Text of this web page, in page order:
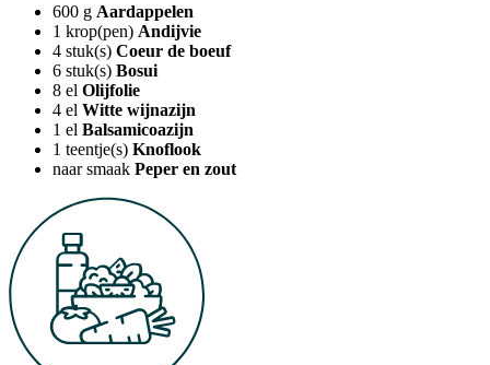
600 g Aardappelen
1 krop(pen) Andijvie
4 stuk(s) Coeur de boeuf
6 stuk(s) Bosui
8 el Olijfolie
4 el Witte wijnazijn
1 el Balsamicoazijn
1 teentje(s) Knoflook
naar smaak Peper en zout